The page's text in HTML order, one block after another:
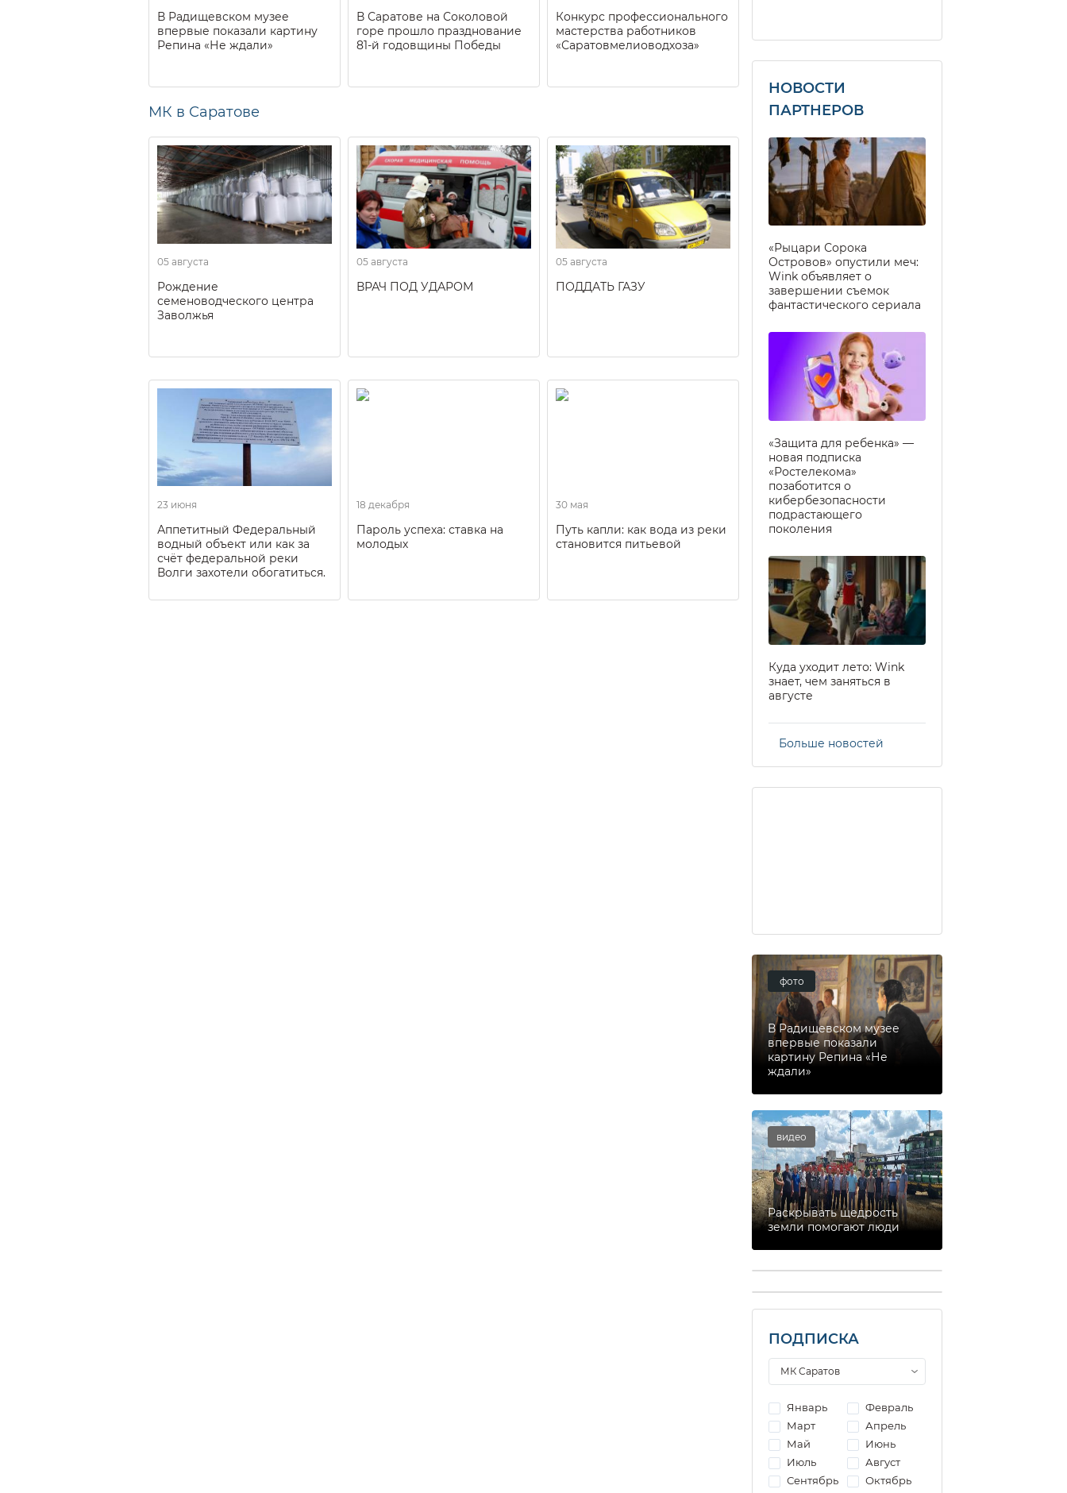
В Радищевском музее
впервые показали картину
Репина «Не ждали»
В Саратове на Соколовой
горе прошло празднование
81-й годовщины Победы
Конкурс профессионального
мастерства работников
«Саратовмелиоводхоза»
МК в Саратове
05 августа
Рождение
семеноводческого центра
Заволжья
05 августа
ВРАЧ ПОД УДАРОМ
05 августа
ПОДДАТЬ ГАЗУ
23 июня
Аппетитный Федеральный
водный объект или как за
счёт федеральной реки
Волги захотели обогатиться.
18 декабря
Пароль успеха: ставка на
молодых
30 мая
Путь капли: как вода из реки
становится питьевой
НОВОСТИ
ПАРТНЕРОВ
«Рыцари Сорока
Островов» опустили меч:
Wink объявляет о
завершении съемок
фантастического сериала
«Защита для ребенка» —
новая подписка
«Ростелекома»
позаботится о
кибербезопасности
подрастающего
поколения
Куда уходит лето: Wink
знает, чем заняться в
августе
Больше новостей
фото
В Радищевском музее
впервые показали
картину Репина «Не
ждали»
видео
Раскрывать щедрость
земли помогают люди
ПОДПИСКА
Январь
Февраль
Март
Апрель
Май
Июнь
Июль
Август
Сентябрь
Октябрь